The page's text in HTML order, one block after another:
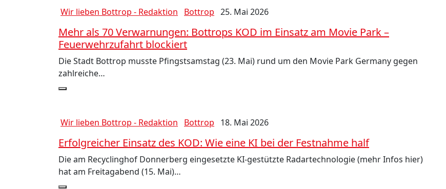
Wir lieben Bottrop - Redaktion Bottrop 25. Mai 2026
Mehr als 70 Verwarnungen: Bottrops KOD im Einsatz am Movie Park –
Feuerwehrzufahrt blockiert
Die Stadt Bottrop musste Pfingstsamstag (23. Mai) rund um den Movie Park Germany gegen
zahlreiche…
Wir lieben Bottrop - Redaktion Bottrop 18. Mai 2026
Erfolgreicher Einsatz des KOD: Wie eine KI bei der Festnahme half
Die am Recyclinghof Donnerberg eingesetzte KI-gestützte Radartechnologie (mehr Infos hier)
hat am Freitagabend (15. Mai)…